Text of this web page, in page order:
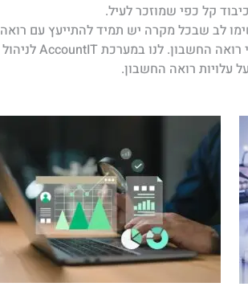
קל כפי שמוזכר לעיל.
לב שבכל מקרה יש תמיד להתייעץ עם רואה
החשבון שלכם.כמובן שכל הוצאה צריכה להיות מגובה בחשבונית מס שתוצג למס הכנסה על ידי רואה החשבון. לנו במערכת AccountIT לניהול
עלויות רואה החשבון.